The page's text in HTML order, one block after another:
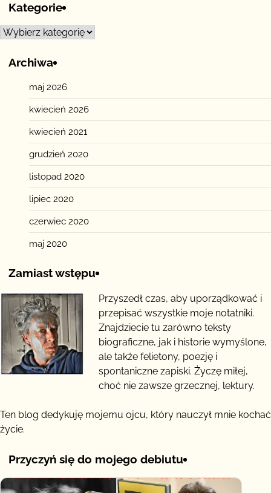
Kategorie
Kategorie
Archiwa
maj 2026
kwiecień 2026
kwiecień 2021
grudzień 2020
listopad 2020
lipiec 2020
czerwiec 2020
maj 2020
Zamiast wstępu
Przyszedł czas, aby uporządkować i
przepisać wszystkie moje notatniki.
Znajdziecie tu zarówno teksty
biograficzne, jak i historie wymyślone,
ale także felietony, poezję i
spontaniczne zapiski. Życzę miłej,
choć nie zawsze grzecznej, lektury.
Ten blog dedykuję mojemu ojcu, który nauczył mnie kochać
życie.
Przyczyń się do mojego debiutu